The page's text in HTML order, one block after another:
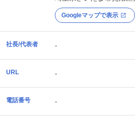
Googleマップで表示
社長/代表者 -
URL -
電話番号 -